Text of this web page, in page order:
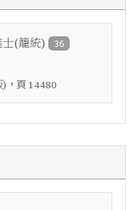
士(籠統) 36
) ，頁 14480